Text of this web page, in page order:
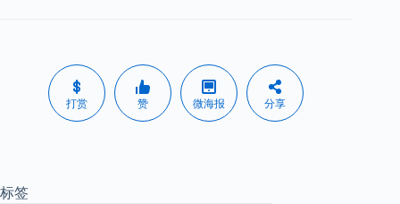
打赏 赞 微海报 分享
标签